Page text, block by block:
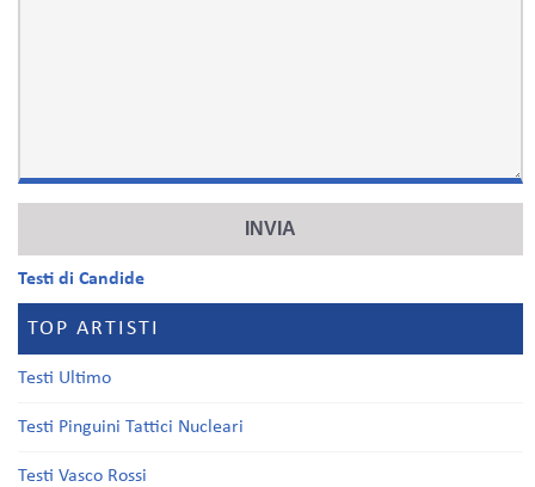
Testi di Candide
TOP ARTISTI
Testi Ultimo
Testi Pinguini Tattici Nucleari
Testi Vasco Rossi